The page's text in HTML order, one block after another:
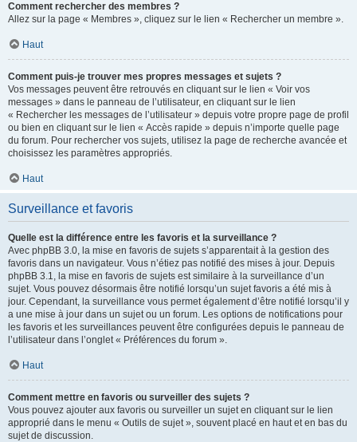
Comment rechercher des membres ?
Allez sur la page « Membres », cliquez sur le lien « Rechercher un membre ».
Haut
Comment puis-je trouver mes propres messages et sujets ?
Vos messages peuvent être retrouvés en cliquant sur le lien « Voir vos
messages » dans le panneau de l’utilisateur, en cliquant sur le lien
« Rechercher les messages de l’utilisateur » depuis votre propre page de profil
ou bien en cliquant sur le lien « Accès rapide » depuis n’importe quelle page
du forum. Pour rechercher vos sujets, utilisez la page de recherche avancée et
choisissez les paramètres appropriés.
Haut
Surveillance et favoris
Quelle est la différence entre les favoris et la surveillance ?
Avec phpBB 3.0, la mise en favoris de sujets s’apparentait à la gestion des
favoris dans un navigateur. Vous n’étiez pas notifié des mises à jour. Depuis
phpBB 3.1, la mise en favoris de sujets est similaire à la surveillance d’un
sujet. Vous pouvez désormais être notifié lorsqu’un sujet favoris a été mis à
jour. Cependant, la surveillance vous permet également d’être notifié lorsqu’il y
a une mise à jour dans un sujet ou un forum. Les options de notifications pour
les favoris et les surveillances peuvent être configurées depuis le panneau de
l’utilisateur dans l’onglet « Préférences du forum ».
Haut
Comment mettre en favoris ou surveiller des sujets ?
Vous pouvez ajouter aux favoris ou surveiller un sujet en cliquant sur le lien
approprié dans le menu « Outils de sujet », souvent placé en haut et en bas du
sujet de discussion.